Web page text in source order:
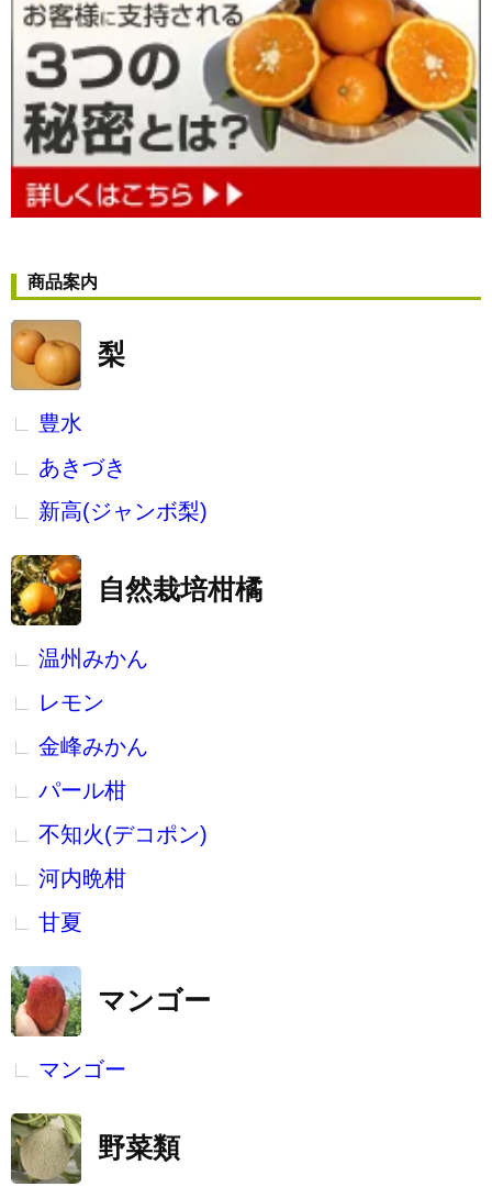
商品案内
梨
豊水
あきづき
新高(ジャンボ梨)
自然栽培柑橘
温州みかん
レモン
金峰みかん
パール柑
不知火(デコポン)
河内晩柑
甘夏
マンゴー
マンゴー
野菜類